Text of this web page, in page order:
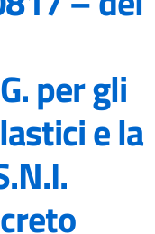
per gli
e la